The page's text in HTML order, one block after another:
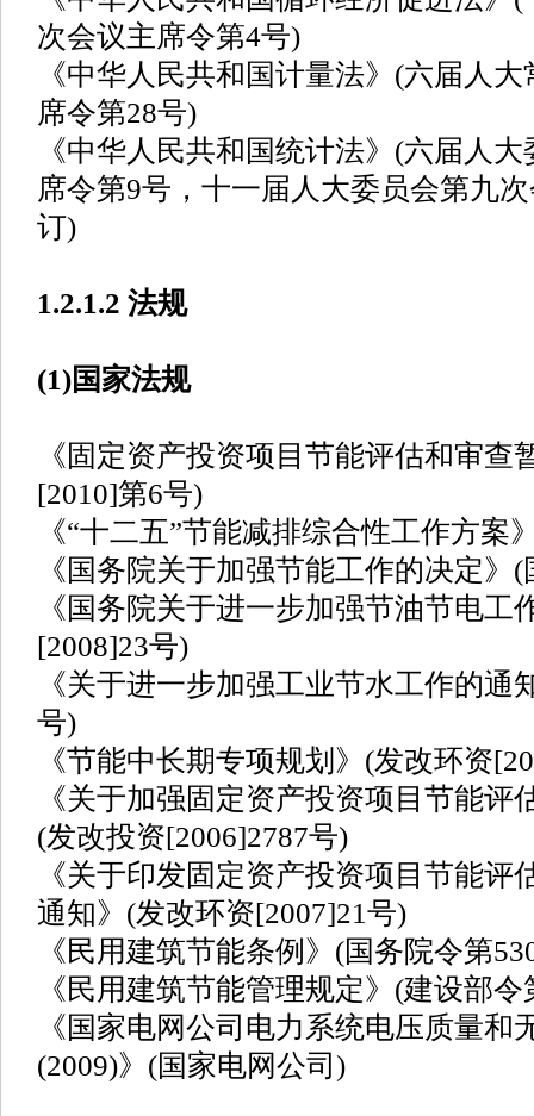
次会议主席令第4号)
《中华人民共和国计量法》(六届人
席令第28号)
《中华人民共和国统计法》(六届人
席令第9号，十一届人大委员会第九
订)
1.2.1.2 法规
(1)国家法规
《固定资产投资项目节能评估和审查
[2010]第6号)
《“十二五”节能减排综合性工作方案
《国务院关于加强节能工作的决定》
《国务院关于进一步加强节油节电工
[2008]23号)
《关于进一步加强工业节水工作的通
号)
《节能中长期专项规划》(发改环资
《关于加强固定资产投资项目节能评
(发改投资[2006]2787号)
《关于印发固定资产投资项目节能评
通知》(发改环资[2007]21号)
《民用建筑节能条例》(国务院令第
《民用建筑节能管理规定》(建设部令
《国家电网公司电力系统电压质量和
(2009)》(国家电网公司)